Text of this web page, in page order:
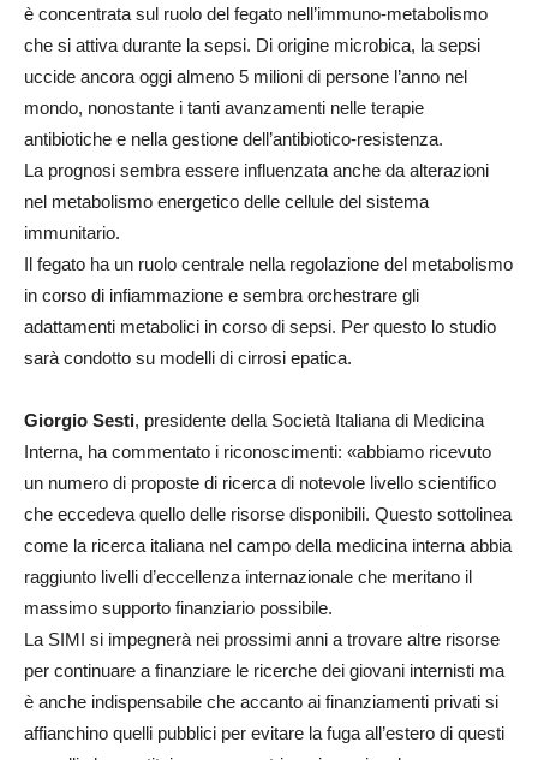
è concentrata sul ruolo del fegato nell’immuno-metabolismo
che si attiva durante la sepsi. Di origine microbica, la sepsi
uccide ancora oggi almeno 5 milioni di persone l’anno nel
mondo, nonostante i tanti avanzamenti nelle terapie
antibiotiche e nella gestione dell’antibiotico-resistenza.
La prognosi sembra essere influenzata anche da alterazioni
nel metabolismo energetico delle cellule del sistema
immunitario.
Il fegato ha un ruolo centrale nella regolazione del metabolismo
in corso di infiammazione e sembra orchestrare gli
adattamenti metabolici in corso di sepsi. Per questo lo studio
sarà condotto su modelli di cirrosi epatica.
Giorgio Sesti, presidente della Società Italiana di Medicina
Interna, ha commentato i riconoscimenti: «abbiamo ricevuto
un numero di proposte di ricerca di notevole livello scientifico
che eccedeva quello delle risorse disponibili. Questo sottolinea
come la ricerca italiana nel campo della medicina interna abbia
raggiunto livelli d’eccellenza internazionale che meritano il
massimo supporto finanziario possibile.
La SIMI si impegnerà nei prossimi anni a trovare altre risorse
per continuare a finanziare le ricerche dei giovani internisti ma
è anche indispensabile che accanto ai finanziamenti privati si
affianchino quelli pubblici per evitare la fuga all’estero di questi